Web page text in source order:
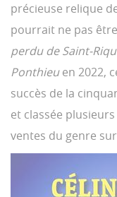
précieuse relique
pourrait ne pas
perdu de Saint-
Ponthieuen 2022,
succès de la
et classée
ventes du genre